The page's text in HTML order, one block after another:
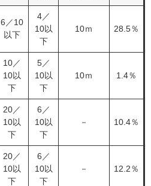
6／10
以下
4／
10以
下
10ｍ 28.5％
10／
10以
下
5／
10以
下
10ｍ 1.4％
20／
10以
下
6／
10以
下
－ 10.4％
20／
10以
下
6／
10以
下
－ 12.2％